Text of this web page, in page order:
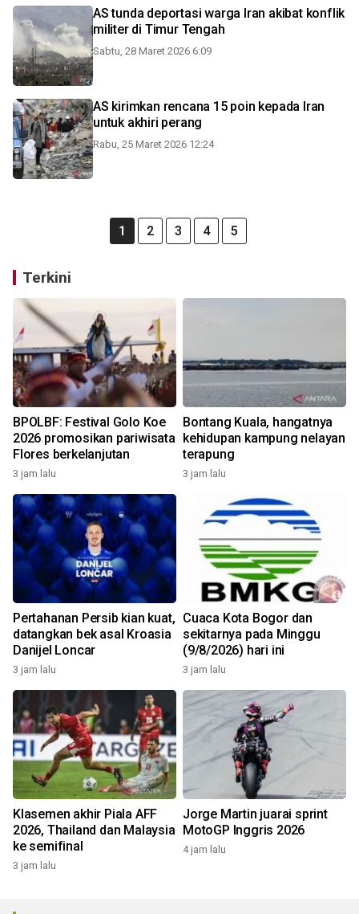
AS tunda deportasi warga Iran akibat konflik
militer di Timur Tengah
Sabtu, 28 Maret 2026 6:09
AS kirimkan rencana 15 poin kepada Iran
untuk akhiri perang
Rabu, 25 Maret 2026 12:24
1 2 3 4 5
Terkini
BPOLBF: Festival Golo Koe
2026 promosikan pariwisata
Flores berkelanjutan
3 jam lalu
Bontang Kuala, hangatnya
kehidupan kampung nelayan
terapung
3 jam lalu
Pertahanan Persib kian kuat,
datangkan bek asal Kroasia
Danijel Loncar
3 jam lalu
Cuaca Kota Bogor dan
sekitarnya pada Minggu
(9/8/2026) hari ini
3 jam lalu
Klasemen akhir Piala AFF
2026, Thailand dan Malaysia
ke semifinal
3 jam lalu
Jorge Martin juarai sprint
MotoGP Inggris 2026
4 jam lalu